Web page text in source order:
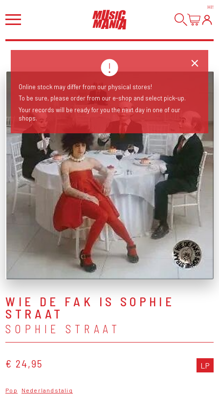
HI!
WIE DE FAK IS SOPHIE
STRAAT
SOPHIE STRAAT
€ 24,95 LP
Pop Nederlandstalig
Online stock may differ from our physical stores!
To be sure, please order from our e-shop and select pick-up.
Your records will be ready for you the next day in one of our
shops.